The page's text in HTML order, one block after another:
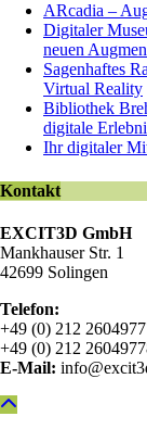
ARcadia –
Digitaler
neuen
Sagenhaftes
Virtual Reality
Bibliothek
digitale
Ihr digitaler
Kontakt
EXCIT3D GmbH
Mankhauser Str. 1
42699 Solingen
Telefon:
+49 (0) 212
+49 (0) 212
E-Mail: